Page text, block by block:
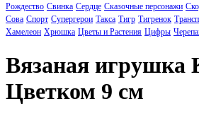
Рождество Свинка Сердце Сказочные персонажи
Сова Спорт Супергерои Такса Тигр Тигренок
Хамелеон Хрюшка Цветы и Растения Цифры
Вязаная игрушка
Цветком 9 см